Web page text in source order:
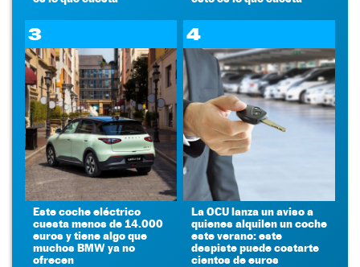
3
Este coche eléctrico
cuesta menos de 14.000
euros y tiene algo que
muchos BMW ya no
ofrecen
4
La OCU lanza un aviso a
quienes alquilen un coche
este verano: este
despiste puede costarte
cientos de euros